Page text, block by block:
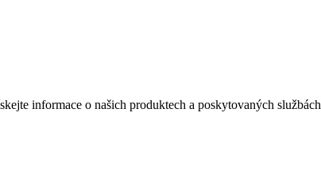
informace o našich produktech a poskytovaných službách